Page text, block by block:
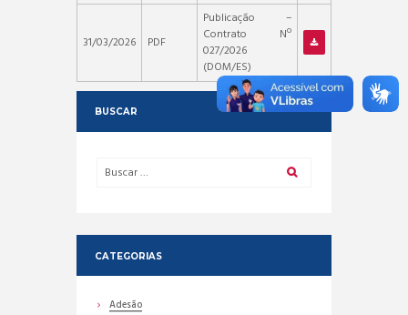
31/03/2026 PDF
Publicação –
Contrato Nº
027/2026
(DOM/ES)
BUSCAR
CATEGORIAS
Adesão